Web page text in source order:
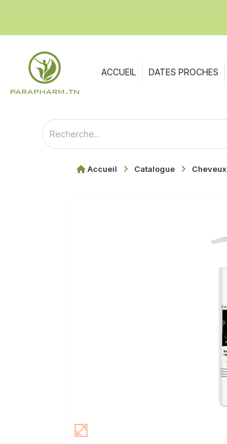
ACCUEIL DATES PROCHES
Accueil Catalogue Cheveux